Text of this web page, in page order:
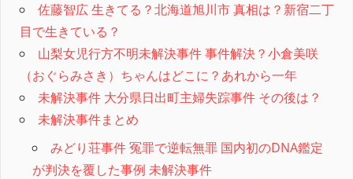
佐藤智広 生きてる？北海道旭川市 真相は？新宿二丁
目で生きている？
山梨女児行方不明未解決事件 事件解決？小倉美咲
（おぐらみさき）ちゃんはどこに？あれから一年
未解決事件 大分県日出町主婦失踪事件 その後は？
未解決事件まとめ
みどり荘事件 冤罪で逆転無罪 国内初のDNA鑑定
が判決を覆した事例 未解決事件